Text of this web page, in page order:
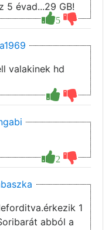
5
5 évad...29 GB!
valakinek hd
2
1
abból a